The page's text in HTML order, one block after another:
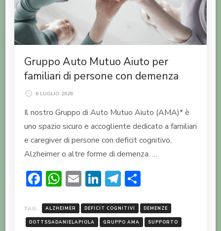
Gruppo Auto Mutuo Aiuto per
familiari di persone con demenza
6 LUGLIO 2026
Il nostro Gruppo di Auto Mutuo Aiuto (AMA)* è
uno spazio sicuro e accogliente dedicato a familiari
e caregiver di persone con deficit cognitivo,
Alzheimer o altre forme di demenza. …
Facebook
WhatsApp
EmailLinkedIn
Telegram
TAG: ALZHEIMER DEFICIT COGNITIVI DEMENZE
DOTTSSADANIELAPIOLA GRUPPO AMA SUPPORTO